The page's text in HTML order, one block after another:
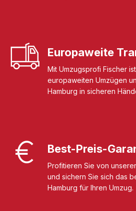
Europaweite
Mit Umzugsprofi Fischer
europaweiten Umzügen
Hamburg in sicheren
Best-Preis-
Profitieren Sie von
und sichern Sie sich das
Hamburg für Ihren Umzug.